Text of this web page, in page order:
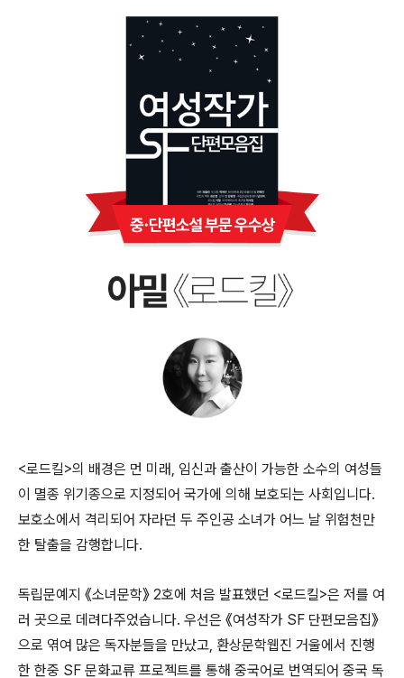
<로드킬>의 배경은 먼 미래, 임신과 출산이 가능한 소수의 여성들
이 멸종 위기종으로 지정되어 국가에 의해 보호되는 사회입니다.
보호소에서 격리되어 자라던 두 주인공 소녀가 어느 날 위험천만
한 탈출을 감행합니다.
독립문예지 《소녀문학》 2호에 처음 발표했던 <로드킬>은 저를 여
러 곳으로 데려다주었습니다. 우선은 《여성작가 SF 단편모음집》
으로 엮여 많은 독자분들을 만났고, 환상문학웹진 거울에서 진행
한 한중 SF 문화교류 프로젝트를 통해 중국어로 번역되어 중국 독